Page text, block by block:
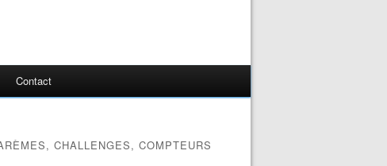
Contact
CHALLENGES, COMPTEURS